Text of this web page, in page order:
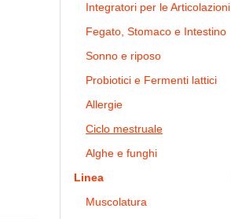
Integratori per le Articolazioni
Fegato, Stomaco e Intestino
Sonno e riposo
Probiotici e Fermenti lattici
Allergie
Ciclo mestruale
Alghe e funghi
Linea
Muscolatura